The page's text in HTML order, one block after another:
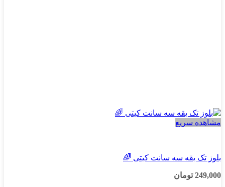
مشاهده سریع
بلوز تک یقه سه سانت کیتی 🌈
249,000 تومان